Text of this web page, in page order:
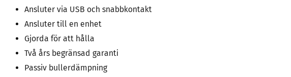
Ansluter via USB och snabbkontakt
Ansluter till en enhet
Gjorda för att hålla
Två års begränsad garanti
Passiv bullerdämpning